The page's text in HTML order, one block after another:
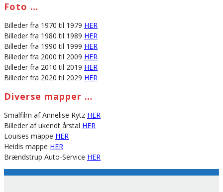
Foto …
Billeder fra 1970 til 1979 HER
Billeder fra 1980 til 1989 HER
Billeder fra 1990 til 1999 HER
Billeder fra 2000 til 2009 HER
Billeder fra 2010 til 2019 HER
Billeder fra 2020 til 2029 HER
Diverse mapper …
Smalfilm af Annelise Rytz HER
Billeder af ukendt årstal HER
Louises mappe HER
Heidis mappe HER
Brændstrup Auto-Service HER